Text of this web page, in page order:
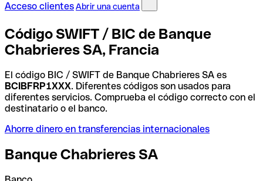
Acceso clientesAbrir una cuenta
Código SWIFT / BIC de Banque
Chabrieres SA, Francia
El código BIC / SWIFT de Banque Chabrieres SA es
BCIBFRP1XXX. Diferentes códigos son usados para
diferentes servicios. Comprueba el código correcto con el
destinatario o el banco.
Ahorre dinero en transferencias internacionales
Banque Chabrieres SA